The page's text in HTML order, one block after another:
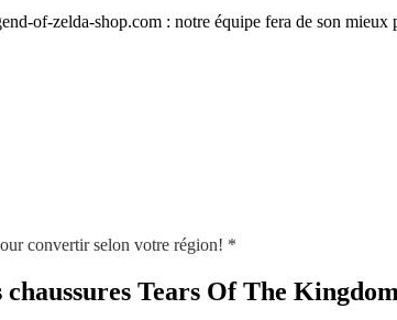
of-zelda-shop.com : notre équipe fera de son mieux
convertir selon votre région! *
Tears Of The Kingdom